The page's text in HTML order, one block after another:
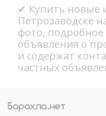
✔ Купить новые
Петрозаводске
фото,
объявления о
и содержат
частных